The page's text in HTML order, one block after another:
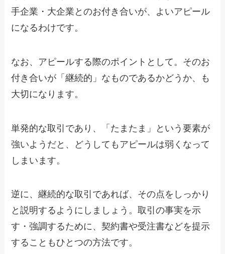
手企業・大企業とのお付き合いが、よいアピール
になるわけです。
なお、アピールする際のポイントとして。そのお
付き合いが「継続的」なものであるかどうか、も
大切になります。
単発的な取引であり、「たまたま」という要素が
強いようだと、どうしてもアピールは弱くなって
しまいます。
逆に、継続的な取引であれば、その点をしっかり
と説明するようにしましょう。取引の事実を示
す・強調するために、契約書や受注書などを提示
することもひとつの方法です。